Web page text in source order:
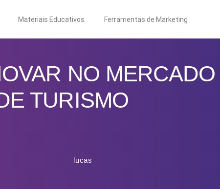
Materiais Educativos Ferramentas de Marketing
NO MERCADO
TURISMO
lucas